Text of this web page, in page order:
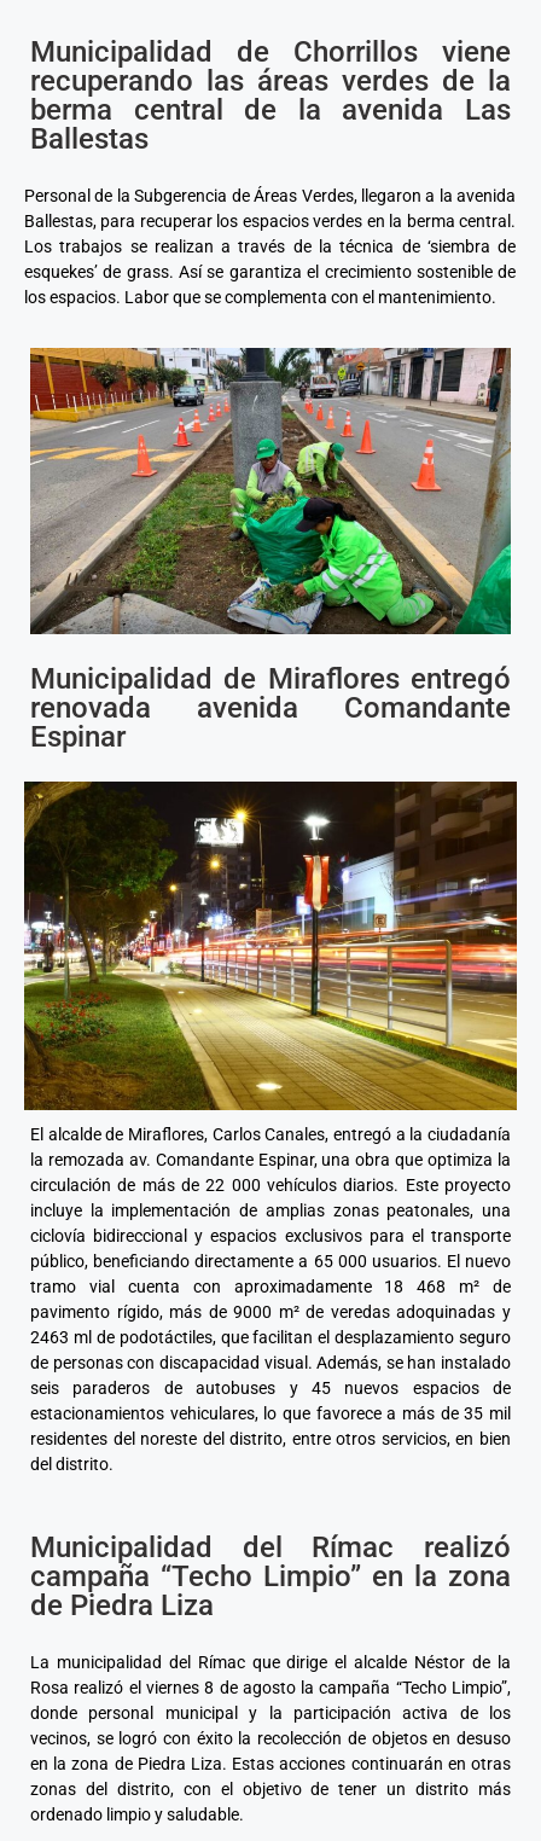
Municipalidad de Chorrillos viene
recuperando las áreas verdes de la
berma central de la avenida Las
Ballestas
Personal de la Subgerencia de Áreas Verdes, llegaron a la avenida
Ballestas, para recuperar los espacios verdes en la berma central.
Los trabajos se realizan a través de la técnica de ‘siembra de
esquekes’ de grass. Así se garantiza el crecimiento sostenible de
los espacios. Labor que se complementa con el mantenimiento.
Municipalidad de Miraflores entregó
renovada avenida Comandante
Espinar
El alcalde de Miraflores, Carlos Canales, entregó a la ciudadanía
la remozada av. Comandante Espinar, una obra que optimiza la
circulación de más de 22 000 vehículos diarios. Este proyecto
incluye la implementación de amplias zonas peatonales, una
ciclovía bidireccional y espacios exclusivos para el transporte
público, beneficiando directamente a 65 000 usuarios. El nuevo
tramo vial cuenta con aproximadamente 18 468 m² de
pavimento rígido, más de 9000 m² de veredas adoquinadas y
2463 ml de podotáctiles, que facilitan el desplazamiento seguro
de personas con discapacidad visual. Además, se han instalado
seis paraderos de autobuses y 45 nuevos espacios de
estacionamientos vehiculares, lo que favorece a más de 35 mil
residentes del noreste del distrito, entre otros servicios, en bien
del distrito.
Municipalidad del Rímac realizó
campaña “Techo Limpio” en la zona
de Piedra Liza
La municipalidad del Rímac que dirige el alcalde Néstor de la
Rosa realizó el viernes 8 de agosto la campaña “Techo Limpio”,
donde personal municipal y la participación activa de los
vecinos, se logró con éxito la recolección de objetos en desuso
en la zona de Piedra Liza. Estas acciones continuarán en otras
zonas del distrito, con el objetivo de tener un distrito más
ordenado limpio y saludable.